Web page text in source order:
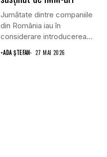
Jumătate dintre companiile
din România iau în
considerare introducerea
sau creșterea leasingului...
•ADA ȘTEFAN 27 MAI 2026